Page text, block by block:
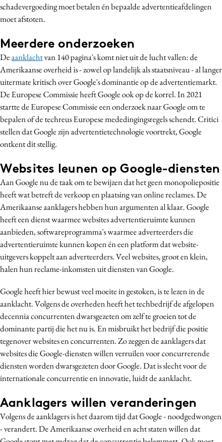
Bureaus
Campagnes
Carriere
Contentmarketing
Craft
Customer Experience
Data & Insights
Design
Digital transformation
Diversiteit
Gedragsverandering
Influencer marketing
Interne communicatie
Martech
Media
Merkstrategie
PR
Programmatic
Purpose Marketing
Reputatie & crisis
schadevergoeding moet betalen én bepaalde advertentieafdelingen
moet afstoten.
Meerdere onderzoeken
Deaanklachtvan 140 pagina's komt niet uit de lucht vallen: de
Amerikaanse overheid is - zowel op landelijk als staatsniveau - al langer
uitermate kritisch over Google's dominantie op de advertentiemarkt.
De Europese Commissie heeft Google ook op de korrel. In 2021
startte de Europese Commissie een onderzoek naar Google om te
bepalen of de techreus Europese mededingingsregels schendt. Critici
stellen dat Google zijn advertentietechnologie voortrekt, Google
ontkent dit stellig.
Websites leunen op Google-diensten
Aan Google nu de taak om te bewijzen dat het geen monopoliepositie
heeft wat betreft de verkoop en plaatsing van online reclames. De
Amerikaanse aanklagers hebben hun argumenten al klaar. Google
heeft een dienst waarmee websites advertentieruimte kunnen
aanbieden, softwareprogramma's waarmee adverteerders die
advertentieruimte kunnen kopen én een platform dat website-
uitgevers koppelt aan adverteerders. Veel websites, groot en klein,
halen hun reclame-inkomsten uit diensten van Google.
Google heeft hier bewust veel moeite in gestoken, is te lezen in de
aanklacht. Volgens de overheden heeft het techbedrijf de afgelopen
decennia concurrenten dwarsgezeten om zelf te groeien tot de
dominante partij die het nu is. En misbruikt het bedrijf die positie
tegenover websites en concurrenten. Zo zeggen de aanklagers dat
websites die Google-diensten willen verruilen voor concurrerende
diensten worden dwarsgezeten door Google. Dat is slecht voor de
internationale concurrentie en innovatie, luidt de aanklacht.
Aanklagers willen veranderingen
Volgens de aanklagers is het daarom tijd dat Google - noodgedwongen
- verandert. De Amerikaanse overheid en acht staten willen dat